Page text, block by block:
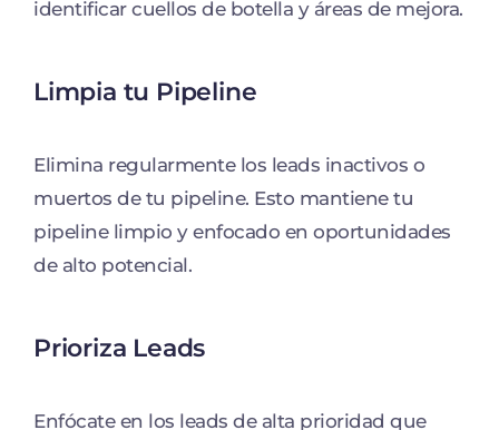
identificar cuellos de botella y áreas de mejora.
Limpia tu Pipeline
Elimina regularmente los leads inactivos o
muertos de tu pipeline. Esto mantiene tu
pipeline limpio y enfocado en oportunidades
de alto potencial.
Prioriza Leads
Enfócate en los leads de alta prioridad que